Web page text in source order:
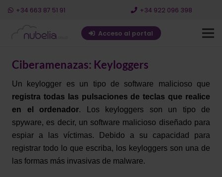
+34 663 87 51 91 +34 922 096 398
Acceso al portal
Ciberamenazas: Keyloggers
Un keylogger
es un tipo de software malicioso que
registra todas las pulsaciones de teclas que realice
en el ordenador. Los keyloggers son un tipo de
spyware, es decir, un software malicioso diseñado para
espiar a las víctimas. Debido a su capacidad para
registrar todo lo que escriba, los keyloggers son una de
las formas más invasivas de malware.